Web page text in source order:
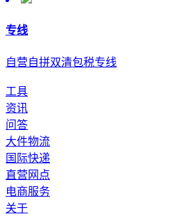
专线
自营自拼双清包税专线
工具
资讯
问答
大件物流
国际快递
直营网点
电商服务
关于